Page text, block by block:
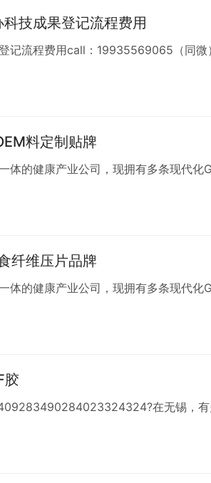
技成果登记流程费用
记流程费用call：19935569065（同微
料定制贴牌
体的健康产业公司，现拥有多条现代化
纤维压片品牌
体的健康产业公司，现拥有多条现代化
胶
在无锡，有